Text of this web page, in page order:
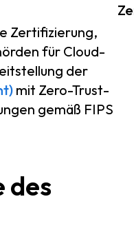
Zertifizierung,
für Cloud-
der
mit Zero-Trust-
gemäß FIPS
des